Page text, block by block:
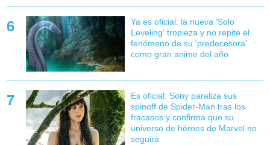
Ya es oficial: la nueva 'Solo
Leveling' tropieza y no repite el
fenómeno de su 'predecesora'
como gran anime del año
Es oficial: Sony paraliza sus
spinoff de Spider-Man tras los
fracasos y confirma que su
universo de héroes de Marvel no
seguirá